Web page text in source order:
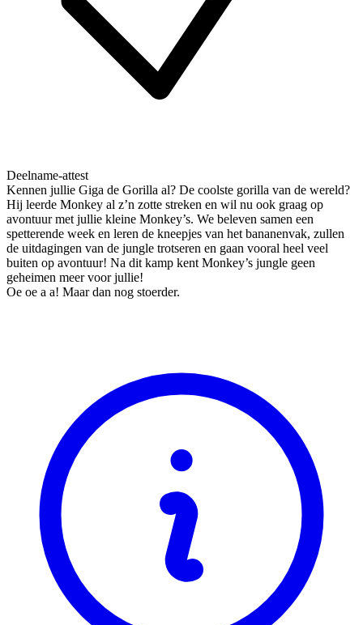
Deelname-attest
Kennen jullie Giga de Gorilla al? De coolste gorilla van de wereld?
Hij leerde Monkey al z’n zotte streken en wil nu ook graag op
avontuur met jullie kleine Monkey’s. We beleven samen een
spetterende week en leren de kneepjes van het bananenvak, zullen
de uitdagingen van de jungle trotseren en gaan vooral heel veel
buiten op avontuur! Na dit kamp kent Monkey’s jungle geen
geheimen meer voor jullie!
Oe oe a a! Maar dan nog stoerder.